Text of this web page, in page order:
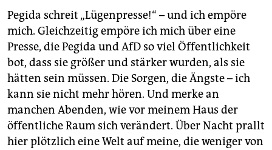
Pegida schreit „Lügenpresse!“ – und ich empöre
mich. Gleichzeitig empöre ich mich über eine
Presse, die Pegida und AfD so viel Öffentlichkeit
bot, dass sie größer und stärker wurden, als sie
hätten sein müssen. Die Sorgen, die Ängste – ich
kann sie nicht mehr hören. Und merke an
manchen Abenden, wie vor meinem Haus der
öffentliche Raum sich verändert. Über Nacht prallt
hier plötzlich eine Welt auf meine, die weniger von